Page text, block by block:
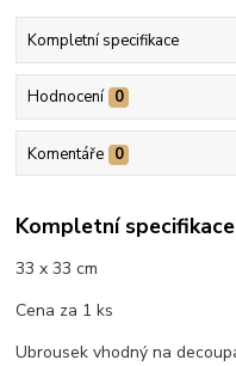
Kompletní specifikace
Hodnocení 0
Komentáře 0
Kompletní specifikace
33 x 33 cm
Cena za 1 ks
Ubrousek vhodný na